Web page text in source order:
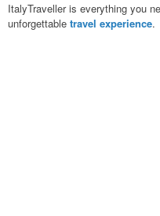
ItalyTraveller is everything you
unforgettable travel experience.